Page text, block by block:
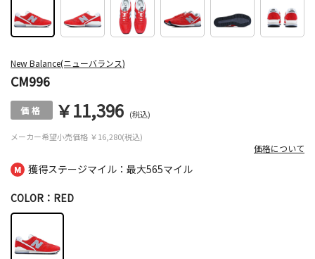
獲得ステージマイル：最大565マイル
New Balance(ニューバランス)
CM996
メーカー希望小売価格 ￥16,280(税込)
￥11,396 (税込)
価格について
COLOR：RED